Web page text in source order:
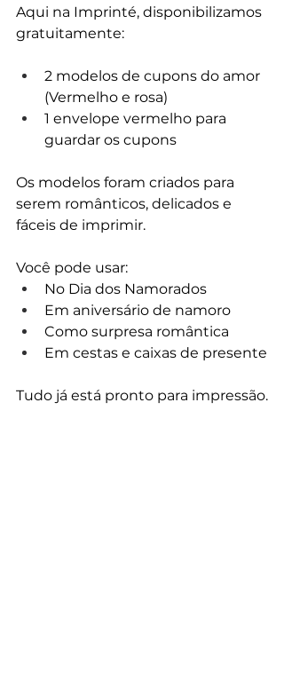
Aqui na Imprinté, disponibilizamos
gratuitamente:
2 modelos de cupons do amor
(Vermelho e rosa)
1 envelope vermelho para
guardar os cupons
Os modelos foram criados para
serem românticos, delicados e
fáceis de imprimir.
Você pode usar:
No Dia dos Namorados
Em aniversário de namoro
Como surpresa romântica
Em cestas e caixas de presente
Tudo já está pronto para impressão.